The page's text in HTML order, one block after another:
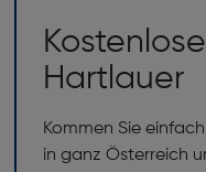
Hartlauer
Kommen Sie
in ganz Österreich